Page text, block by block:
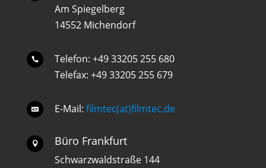
Am Spiegelberg
14552 Michendorf

Telefon: +49 33205 255 680
Telefax: +49 33205 255 679
 E-Mail: filmtec(at)filmtec.de
 Büro Frankfurt
Schwarzwaldstraße 144